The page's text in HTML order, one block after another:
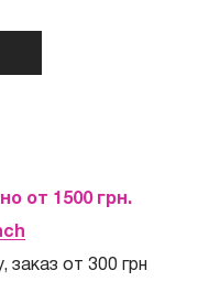
от 1500 грн.
заказ от 300 грн